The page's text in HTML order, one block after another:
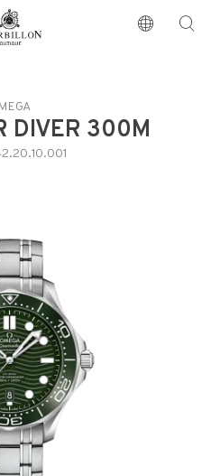
index.php/de
DIVER 300M